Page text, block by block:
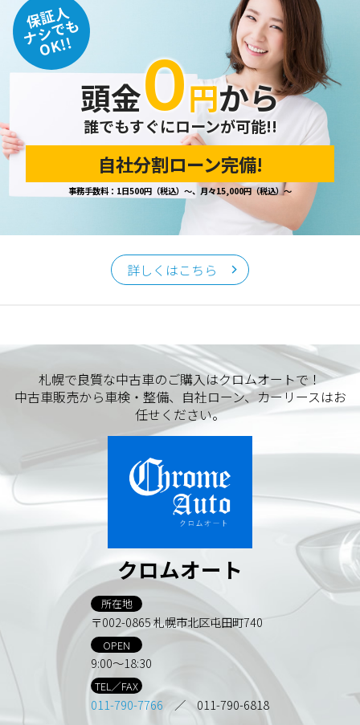
保証人
ナシでも
OK!!
頭金０円から
誰でもすぐにローンが可能!!
自社分割ローン完備!
事務手数料：1日500円（税込）～、月々15,000円（税込）～
詳しくはこちら
札幌で良質な中古車のご購入はクロムオートで！
中古車販売から車検・整備、自社ローン、カーリースはお
任せください。
クロムオート
所在地
〒002-0865 札幌市北区屯田町740
OPEN
9:00～18:30
TEL／FAX
011-790-7766 ／ 011-790-6818